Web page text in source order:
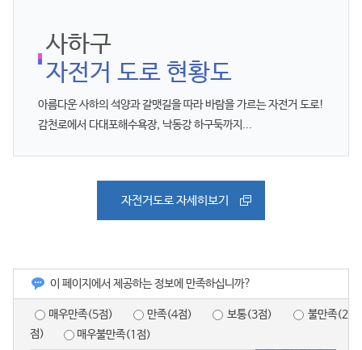
사하구
자전거 도로 현황도
아름다운 사하의 석양과 갈맷길을 따라 바람을 가르는 자전거 도로!
감천로에서 다대포해수욕장, 낙동강 하구둑까지...
자전거도로 자세히보기
이 페이지에서 제공하는 정보에 만족하십니까?
매우만족(5점) 만족(4점) 보통(3점)
점)
매우불만족(1점)